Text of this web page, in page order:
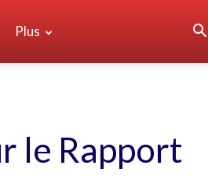
Plus
le Rapport